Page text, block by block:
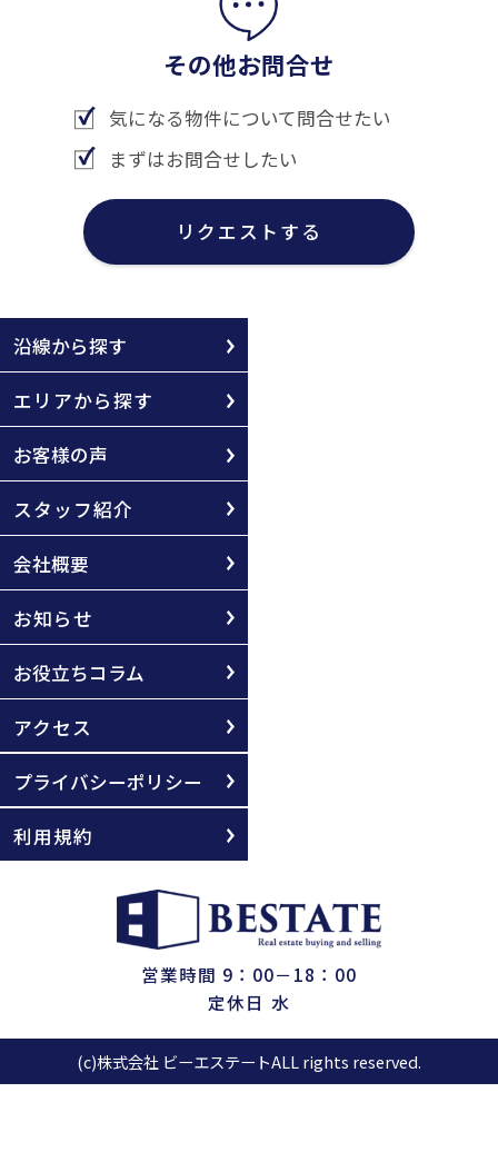
その他お問合せ
気になる物件について問合せたい
まずはお問合せしたい
リクエストする
沿線から探す
エリアから探す
お客様の声
スタッフ紹介
会社概要
お知らせ
お役立ちコラム
アクセス
プライバシーポリシー
利用規約
営業時間 9：00－18：00
定休日 水
(c)株式会社 ビーエステートALL rights reserved.